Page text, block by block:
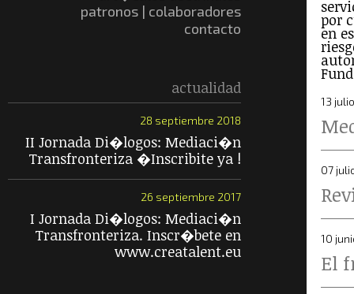
patronos | colaboradores
contacto
actualidad
28 septiembre 2018
II Jornada Di�logos: Mediaci�n
Transfronteriza �Inscribite ya !
26 septiembre 2017
I Jornada Di�logos: Mediaci�n
Transfronteriza. Inscr�bete en
www.creatalent.eu
por
en
13
07
10
El